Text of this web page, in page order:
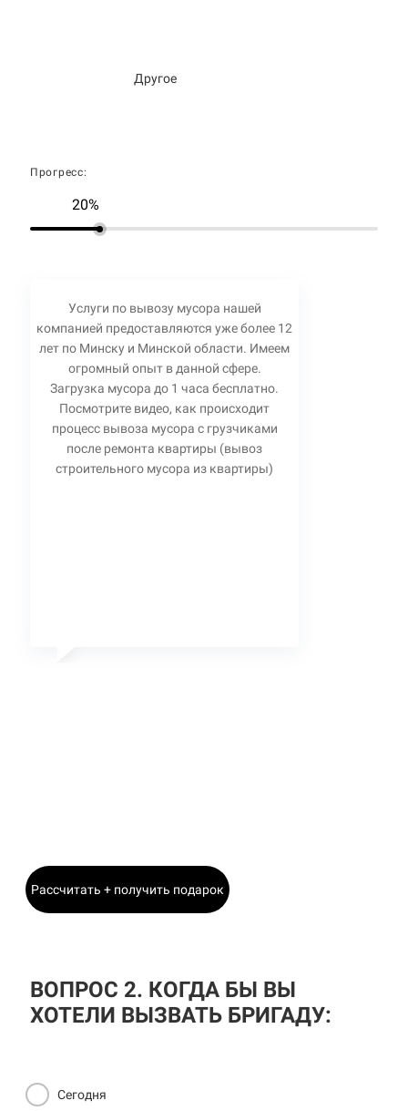
Другое
Прогресс:
20%
Услуги по вывозу мусора нашей
компанией предоставляются уже более 12
лет по Минску и Минской области. Имеем
огромный опыт в данной сфере.
Загрузка мусора до 1 часа бесплатно.
Посмотрите видео, как происходит
процесс вывоза мусора с грузчиками
после ремонта квартиры (вывоз
строительного мусора из квартиры)
Рассчитать + получить подарок
ВОПРОС 2. КОГДА БЫ ВЫ
ХОТЕЛИ ВЫЗВАТЬ БРИГАДУ:
Сегодня